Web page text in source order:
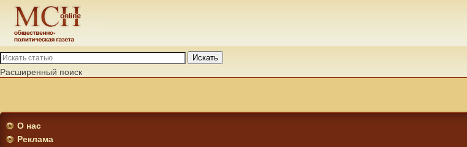
Искать
Расширенный поиск
О нас
Реклама